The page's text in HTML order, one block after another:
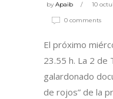
byApaib 10
0 comments
El próximo
23.55 h. La 2 de
galardonado
de rojos” de la